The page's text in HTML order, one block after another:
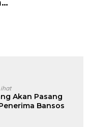
Akan Pasang
Bansos